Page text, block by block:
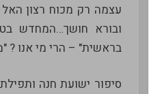
עצמה רק מכוח רצון
ובורא חושך…המחדש
בראשית" – הרי מי אנו ?
סיפור ישועת חנה